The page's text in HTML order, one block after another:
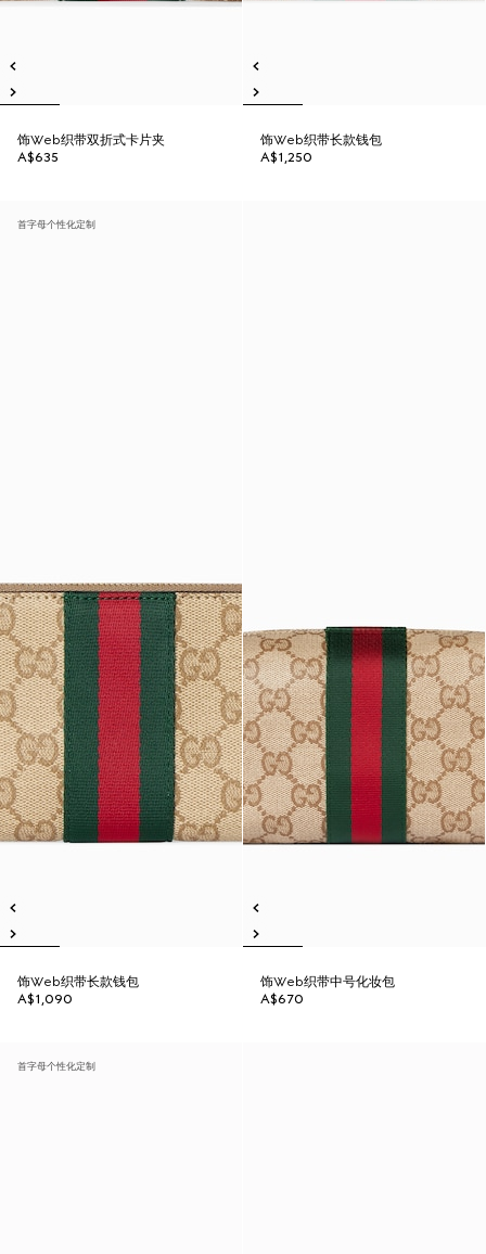
饰Web织带双折式卡片夹
A$635
饰Web织带长款钱包
A$1,250
首字母个性化定制
饰Web织带长款钱包
A$1,090
饰Web织带中号化妆包
A$670
首字母个性化定制